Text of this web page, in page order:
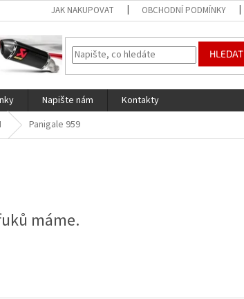
JAK NAKUPOVAT OBCHODNÍ PODMÍNKY
HLEDAT
Napište nám
Kontakty
Panigale 959
máme.